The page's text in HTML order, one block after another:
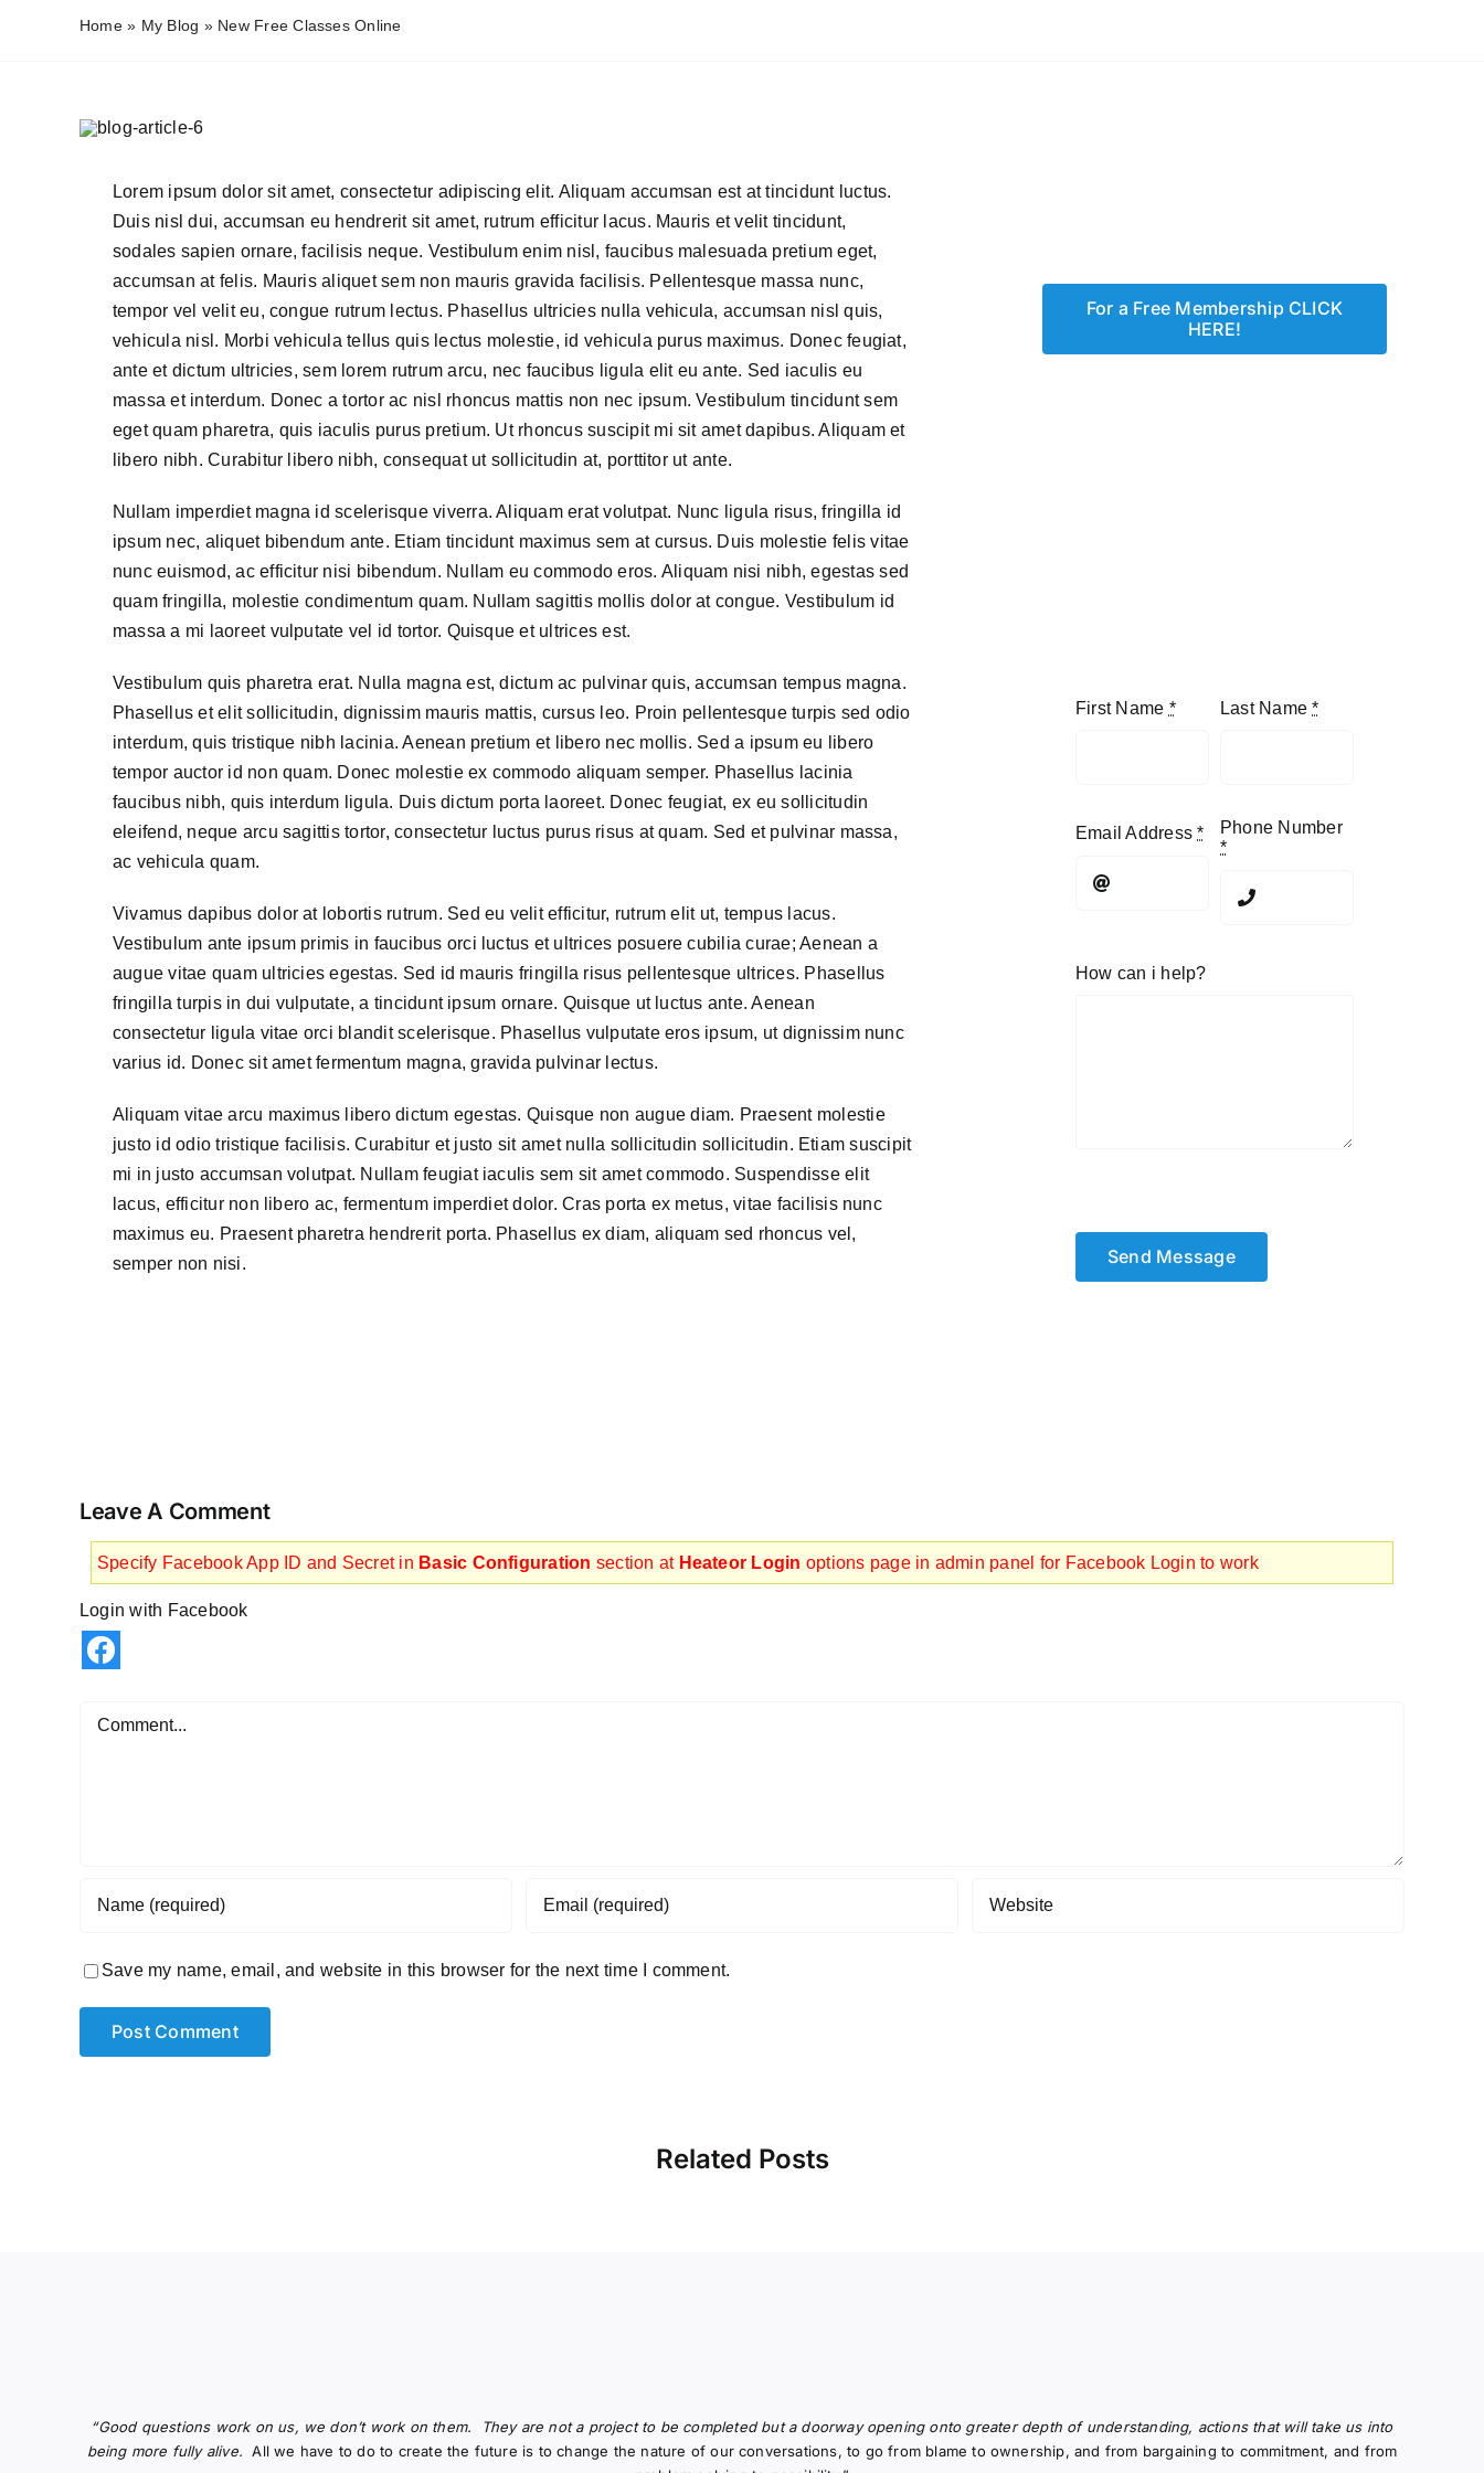
Home» My Blog » New Free Classes Online
Lorem ipsum dolor sit amet, consectetur adipiscing elit. Aliquam accumsan est at tincidunt luctus.
Duis nisl dui, accumsan eu hendrerit sit amet, rutrum efficitur lacus. Mauris et velit tincidunt,
sodales sapien ornare, facilisis neque. Vestibulum enim nisl, faucibus malesuada pretium eget,
accumsan at felis. Mauris aliquet sem non mauris gravida facilisis. Pellentesque massa nunc,
tempor vel velit eu, congue rutrum lectus. Phasellus ultricies nulla vehicula, accumsan nisl quis,
vehicula nisl. Morbi vehicula tellus quis lectus molestie, id vehicula purus maximus. Donec feugiat,
ante et dictum ultricies, sem lorem rutrum arcu, nec faucibus ligula elit eu ante. Sed iaculis eu
massa et interdum. Donec a tortor ac nisl rhoncus mattis non nec ipsum. Vestibulum tincidunt sem
eget quam pharetra, quis iaculis purus pretium. Ut rhoncus suscipit mi sit amet dapibus. Aliquam et
libero nibh. Curabitur libero nibh, consequat ut sollicitudin at, porttitor ut ante.
Nullam imperdiet magna id scelerisque viverra. Aliquam erat volutpat. Nunc ligula risus, fringilla id
ipsum nec, aliquet bibendum ante. Etiam tincidunt maximus sem at cursus. Duis molestie felis vitae
nunc euismod, ac efficitur nisi bibendum. Nullam eu commodo eros. Aliquam nisi nibh, egestas sed
quam fringilla, molestie condimentum quam. Nullam sagittis mollis dolor at congue. Vestibulum id
massa a mi laoreet vulputate vel id tortor. Quisque et ultrices est.
Vestibulum quis pharetra erat. Nulla magna est, dictum ac pulvinar quis, accumsan tempus magna.
Phasellus et elit sollicitudin, dignissim mauris mattis, cursus leo. Proin pellentesque turpis sed odio
interdum, quis tristique nibh lacinia. Aenean pretium et libero nec mollis. Sed a ipsum eu libero
tempor auctor id non quam. Donec molestie ex commodo aliquam semper. Phasellus lacinia
faucibus nibh, quis interdum ligula. Duis dictum porta laoreet. Donec feugiat, ex eu sollicitudin
eleifend, neque arcu sagittis tortor, consectetur luctus purus risus at quam. Sed et pulvinar massa,
ac vehicula quam.
Vivamus dapibus dolor at lobortis rutrum. Sed eu velit efficitur, rutrum elit ut, tempus lacus.
Vestibulum ante ipsum primis in faucibus orci luctus et ultrices posuere cubilia curae; Aenean a
augue vitae quam ultricies egestas. Sed id mauris fringilla risus pellentesque ultrices. Phasellus
fringilla turpis in dui vulputate, a tincidunt ipsum ornare. Quisque ut luctus ante. Aenean
consectetur ligula vitae orci blandit scelerisque. Phasellus vulputate eros ipsum, ut dignissim nunc
varius id. Donec sit amet fermentum magna, gravida pulvinar lectus.
Aliquam vitae arcu maximus libero dictum egestas. Quisque non augue diam. Praesent molestie
justo id odio tristique facilisis. Curabitur et justo sit amet nulla sollicitudin sollicitudin. Etiam suscipit
mi in justo accumsan volutpat. Nullam feugiat iaculis sem sit amet commodo. Suspendisse elit
lacus, efficitur non libero ac, fermentum imperdiet dolor. Cras porta ex metus, vitae facilisis nunc
maximus eu. Praesent pharetra hendrerit porta. Phasellus ex diam, aliquam sed rhoncus vel,
semper non nisi.
For a Free Membership CLICK
HERE!
First Name * Last Name*
Email Address*
Phone Number
*
How can i help?
Send Message
Leave A Comment
Specify Facebook App ID and Secret in Basic Configuration section at Heateor Login options page in admin panel for Facebook Login to work
Login with Facebook
Save my name, email, and website in this browser for the next time I comment.
Related Posts
“Good questions work on us, we don’t work on them.
They are not a project to be completed but a doorway opening onto greater depth of understanding, actions that will take us into
being more fully alive.All we have to do to create the future is to change the nature of our conversations, to go from blame to ownership, and from bargaining to commitment, and from